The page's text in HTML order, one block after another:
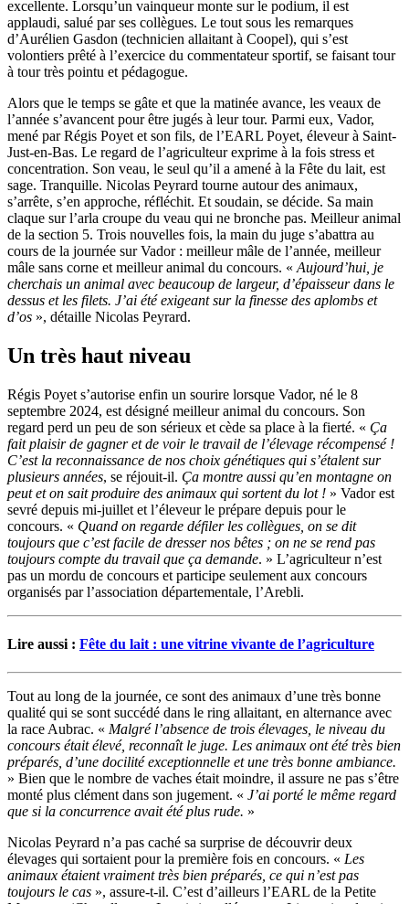
excellente. Lorsqu’un vainqueur monte sur le podium, il est
applaudi, salué par ses collègues. Le tout sous les remarques
d’Aurélien Gasdon (technicien allaitant à Coopel), qui s’est
volontiers prêté à l’exercice du commentateur sportif, se faisant tour
à tour très pointu et pédagogue.
Alors que le temps se gâte et que la matinée avance, les veaux de
l’année s’avancent pour être jugés à leur tour. Parmi eux, Vador,
mené par Régis Poyet et son fils, de l’EARL Poyet, éleveur à Saint-
Just-en-Bas. Le regard de l’agriculteur exprime à la fois stress et
concentration. Son veau, le seul qu’il a amené à la Fête du lait, est
sage. Tranquille. Nicolas Peyrard tourne autour des animaux,
s’arrête, s’en approche, réfléchit. Et soudain, se décide. Sa main
claque sur l’arla croupe du veau qui ne bronche pas. Meilleur animal
de la section 5. Trois nouvelles fois, la main du juge s’abattra au
cours de la journée sur Vador : meilleur mâle de l’année, meilleur
mâle sans corne et meilleur animal du concours. « Aujourd’hui, je
cherchais un animal avec beaucoup de largeur, d’épaisseur dans le
dessus et les filets. J’ai été exigeant sur la finesse des aplombs et
d’os », détaille Nicolas Peyrard.
Un très haut niveau
Régis Poyet s’autorise enfin un sourire lorsque Vador, né le 8
septembre 2024, est désigné meilleur animal du concours. Son
regard perd un peu de son sérieux et cède sa place à la fierté. « Ça
fait plaisir de gagner et de voir le travail de l’élevage récompensé !
C’est la reconnaissance de nos choix génétiques qui s’étalent sur
plusieurs années, se réjouit-il. Ça montre aussi qu’en montagne on
peut et on sait produire des animaux qui sortent du lot ! » Vador est
sevré depuis mi-juillet et l’éleveur le prépare depuis pour le
concours. « Quand on regarde défiler les collègues, on se dit
toujours que c’est facile de dresser nos bêtes ; on ne se rend pas
toujours compte du travail que ça demande. » L’agriculteur n’est
pas un mordu de concours et participe seulement aux concours
organisés par l’association départementale, l’Arebli.
Lire aussi : Fête du lait : une vitrine vivante de l’agriculture
Tout au long de la journée, ce sont des animaux d’une très bonne
qualité qui se sont succédé dans le ring allaitant, en alternance avec
la race Aubrac. « Malgré l’absence de trois élevages, le niveau du
concours était élevé, reconnaît le juge. Les animaux ont été très bien
préparés, d’une docilité exceptionnelle et une très bonne ambiance.
» Bien que le nombre de vaches était moindre, il assure ne pas s’être
monté plus clément dans son jugement. « J’ai porté le même regard
que si la concurrence avait été plus rude. »
Nicolas Peyrard n’a pas caché sa surprise de découvrir deux
élevages qui sortaient pour la première fois en concours. « Les
animaux étaient vraiment très bien préparés, ce qui n’est pas
toujours le cas », assure-t-il. C’est d’ailleurs l’EARL de la Petite